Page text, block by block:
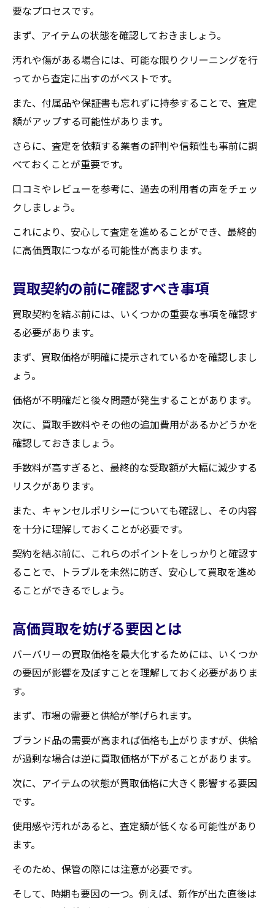
要なプロセスです。
まず、アイテムの状態を確認しておきましょう。
汚れや傷がある場合には、可能な限りクリーニングを行
ってから査定に出すのがベストです。
また、付属品や保証書も忘れずに持参することで、査定
額がアップする可能性があります。
さらに、査定を依頼する業者の評判や信頼性も事前に調
べておくことが重要です。
口コミやレビューを参考に、過去の利用者の声をチェッ
クしましょう。
これにより、安心して査定を進めることができ、最終的
に高価買取につながる可能性が高まります。
買取契約の前に確認すべき事項
買取契約を結ぶ前には、いくつかの重要な事項を確認す
る必要があります。
まず、買取価格が明確に提示されているかを確認しまし
ょう。
価格が不明確だと後々問題が発生することがあります。
次に、買取手数料やその他の追加費用があるかどうかを
確認しておきましょう。
手数料が高すぎると、最終的な受取額が大幅に減少する
リスクがあります。
また、キャンセルポリシーについても確認し、その内容
を十分に理解しておくことが必要です。
契約を結ぶ前に、これらのポイントをしっかりと確認す
ることで、トラブルを未然に防ぎ、安心して買取を進め
ることができるでしょう。
高価買取を妨げる要因とは
バーバリーの買取価格を最大化するためには、いくつか
の要因が影響を及ぼすことを理解しておく必要がありま
す。
まず、市場の需要と供給が挙げられます。
ブランド品の需要が高まれば価格も上がりますが、供給
が過剰な場合は逆に買取価格が下がることがあります。
次に、アイテムの状態が買取価格に大きく影響する要因
です。
使用感や汚れがあると、査定額が低くなる可能性があり
ます。
そのため、保管の際には注意が必要です。
そして、時期も要因の一つ。例えば、新作が出た直後は